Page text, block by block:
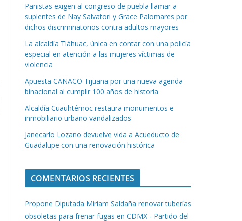
Panistas exigen al congreso de puebla llamar a
suplentes de Nay Salvatori y Grace Palomares por
dichos discriminatorios contra adultos mayores
La alcaldía Tláhuac, única en contar con una policía
especial en atención a las mujeres víctimas de
violencia
Apuesta CANACO Tijuana por una nueva agenda
binacional al cumplir 100 años de historia
Alcaldía Cuauhtémoc restaura monumentos e
inmobiliario urbano vandalizados
Janecarlo Lozano devuelve vida a Acueducto de
Guadalupe con una renovación histórica
COMENTARIOS RECIENTES
Propone Diputada Miriam Saldaña renovar tuberías
obsoletas para frenar fugas en CDMX - Partido del